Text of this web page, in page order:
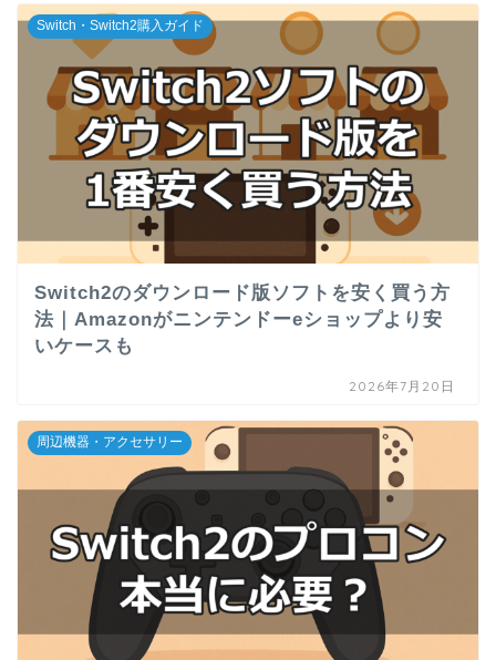
Switch・Switch2購入ガイド
Switch2のダウンロード版ソフトを安く買う方
法｜Amazonがニンテンドーeショップより安
いケースも
2026年7月20日
周辺機器・アクセサリー